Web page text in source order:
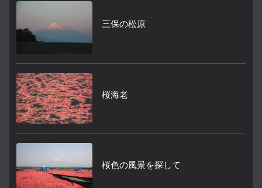
三保の松原
桜海老
桜色の風景を探して